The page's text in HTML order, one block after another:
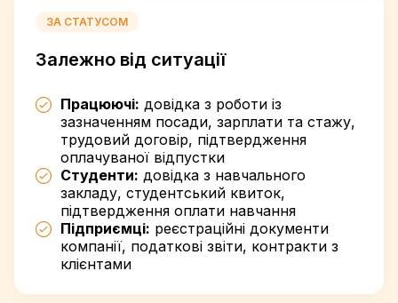
ЗА СТАТУСОМ
Залежно від ситуації
Працюючі: довідка з роботи із
зазначенням посади, зарплати та стажу,
трудовий договір, підтвердження
оплачуваної відпустки
Студенти: довідка з навчального
закладу, студентський квиток,
підтвердження оплати навчання
Підприємці: реєстраційні документи
компанії, податкові звіти, контракти з
клієнтами